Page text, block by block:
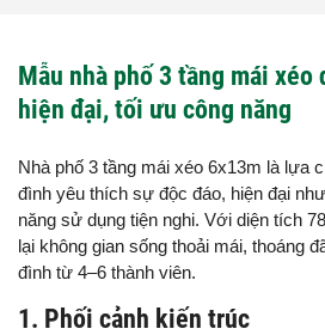
Mẫu nhà phố 3 tầng mái
hiện đại, tối ưu công năng
Nhà phố 3 tầng mái xéo 6x13m là lựa
đình yêu thích sự độc đáo, hiện đại
năng sử dụng tiện nghi. Với diện tích
lại không gian sống thoải mái, thoáng
đình từ 4–6 thành viên.
1. Phối cảnh kiến trúc